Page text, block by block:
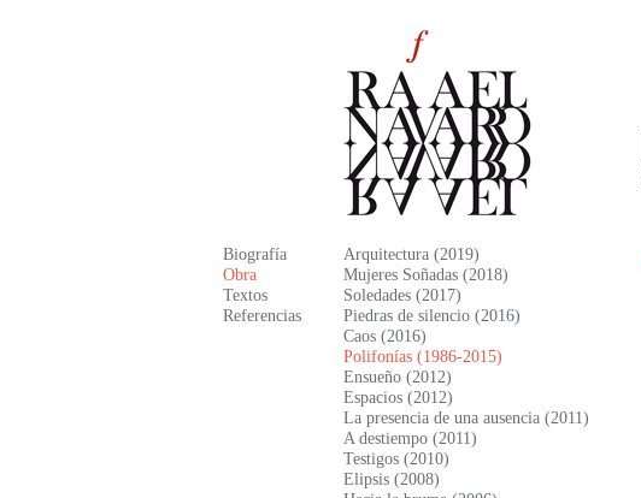
Biografía
Obra
Textos
Referencias
Arquitectura (2019)
Mujeres Soñadas (2018)
Soledades (2017)
Piedras de silencio (2016)
Caos (2016)
Polifonías (1986-2015)
Ensueño (2012)
Espacios (2012)
La presencia de una ausencia (2011)
A destiempo (2011)
Testigos (2010)
Elipsis (2008)